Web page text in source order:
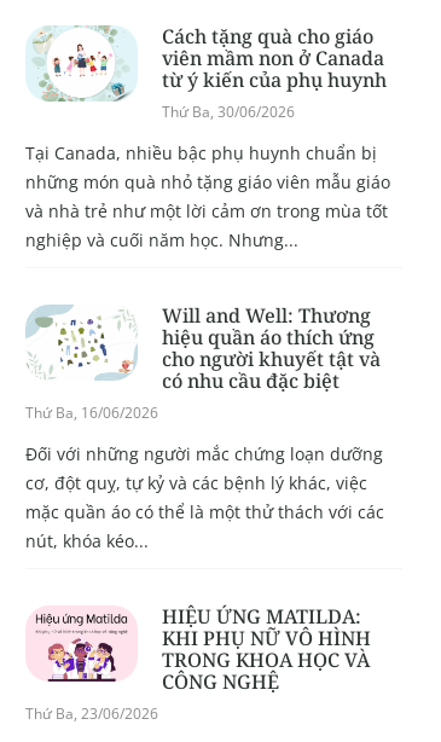
Cách tặng quà cho giáo
viên mầm non ở Canada
từ ý kiến của phụ huynh
Thứ Ba, 30/06/2026
Tại Canada, nhiều bậc phụ huynh chuẩn bị
những món quà nhỏ tặng giáo viên mẫu giáo
và nhà trẻ như một lời cảm ơn trong mùa tốt
nghiệp và cuối năm học. Nhưng...
Will and Well: Thương
hiệu quần áo thích ứng
cho người khuyết tật và
có nhu cầu đặc biệt
Thứ Ba, 16/06/2026
Đối với những người mắc chứng loạn dưỡng
cơ, đột quỵ, tự kỷ và các bệnh lý khác, việc
mặc quần áo có thể là một thử thách với các
nút, khóa kéo...
HIỆU ỨNG MATILDA:
KHI PHỤ NỮ VÔ HÌNH
TRONG KHOA HỌC VÀ
CÔNG NGHỆ
Thứ Ba, 23/06/2026